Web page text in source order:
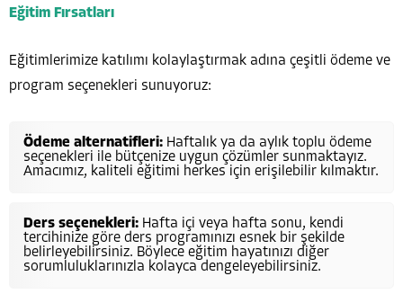
Eğitim Fırsatları
Eğitimlerimize katılımı kolaylaştırmak adına çeşitli ödeme ve
program seçenekleri sunuyoruz:
Ödeme alternatifleri: Haftalık ya da aylık toplu ödeme
seçenekleri ile bütçenize uygun çözümler sunmaktayız.
Amacımız, kaliteli eğitimi herkes için erişilebilir kılmaktır.
Ders seçenekleri: Hafta içi veya hafta sonu, kendi
tercihinize göre ders programınızı esnek bir şekilde
belirleyebilirsiniz. Böylece eğitim hayatınızı diğer
sorumluluklarınızla kolayca dengeleyebilirsiniz.